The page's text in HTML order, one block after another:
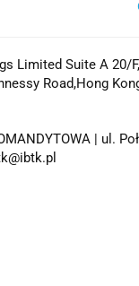
Limited Suite A 20/
Road,Hong
| ul.